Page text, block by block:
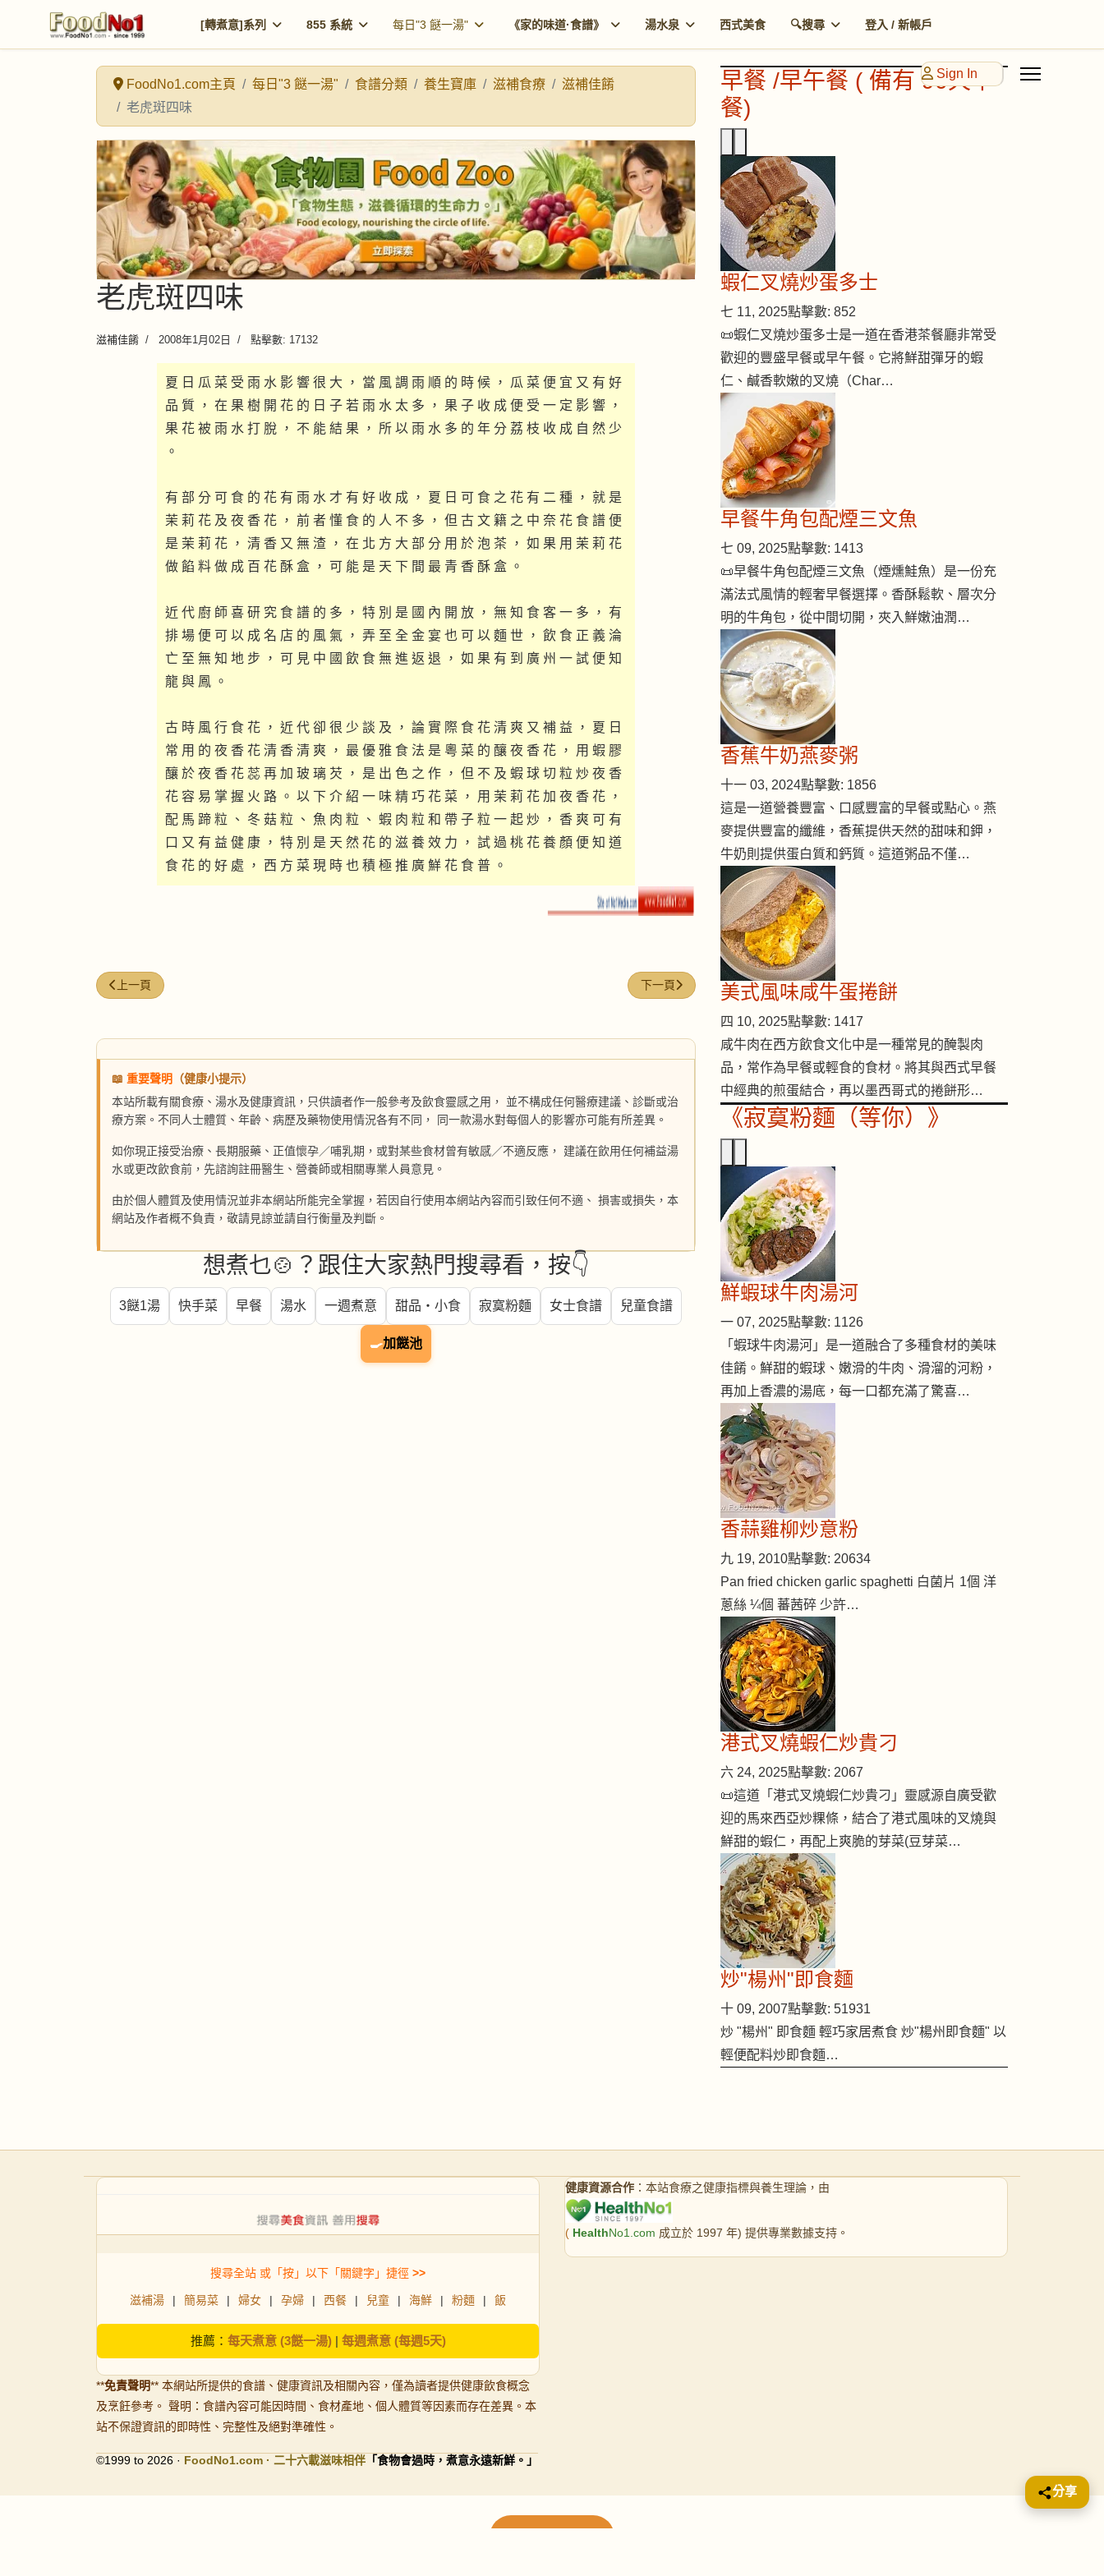
[轉煮意]系列 855 系統 每日"3 餸一湯" 《家的味道·食譜》 湯水泉 西式美食 🔍搜尋 登入 / 新帳戶
Sign In
FoodNo1.com主頁 每日"3 餸一湯" 食譜分類 養生寶庫 滋補食療
滋補佳餚
老虎斑四味
老虎斑四味
滋補佳餚 2008年1月02日 點擊數: 17132
夏 日 瓜 菜 受 雨 水 影 響 很 大 ， 當 風 調 雨 順 的 時 候 ， 瓜 菜 便 宜 又 有 好
品 質 ， 在 果 樹 開 花 的 日 子 若 雨 水 太 多 ， 果 子 收 成 便 受 一 定 影 響 ，
果 花 被 雨 水 打 脫 ， 不 能 結 果 ， 所 以 雨 水 多 的 年 分 荔 枝 收 成 自 然 少
。
有 部 分 可 食 的 花 有 雨 水 才 有 好 收 成 ， 夏 日 可 食 之 花 有 二 種 ， 就 是
茉 莉 花 及 夜 香 花 ， 前 者 懂 食 的 人 不 多 ， 但 古 文 籍 之 中 奈 花 食 譜 便
是 茉 莉 花 ， 清 香 又 無 渣 ， 在 北 方 大 部 分 用 於 泡 茶 ， 如 果 用 茉 莉 花
做 餡 料 做 成 百 花 酥 盒 ， 可 能 是 天 下 間 最 青 香 酥 盒 。
近 代 廚 師 喜 研 究 食 譜 的 多 ， 特 別 是 國 內 開 放 ， 無 知 食 客 一 多 ， 有
排 場 便 可 以 成 名 店 的 風 氣 ， 弄 至 全 金 宴 也 可 以 麵 世 ， 飲 食 正 義 淪
亡 至 無 知 地 步 ， 可 見 中 國 飲 食 無 進 返 退 ， 如 果 有 到 廣 州 一 試 便 知
龍 與 鳳 。
古 時 風 行 食 花 ， 近 代 卻 很 少 談 及 ， 論 實 際 食 花 清 爽 又 補 益 ， 夏 日
常 用 的 夜 香 花 清 香 清 爽 ， 最 優 雅 食 法 是 粵 菜 的 釀 夜 香 花 ， 用 蝦 膠
釀 於 夜 香 花 蕊 再 加 玻 璃 芡 ， 是 出 色 之 作 ， 但 不 及 蝦 球 切 粒 炒 夜 香
花 容 易 掌 握 火 路 。 以 下 介 紹 一 味 精 巧 花 菜 ， 用 茉 莉 花 加 夜 香 花 ，
配 馬 蹄 粒 、 冬 菇 粒 、 魚 肉 粒 、 蝦 肉 粒 和 帶 子 粒 一 起 炒 ， 香 爽 可 有
口 又 有 益 健 康 ， 特 別 是 天 然 花 的 滋 養 效 力 ， 試 過 桃 花 養 顏 便 知 道
食 花 的 好 處 ， 西 方 菜 現 時 也 積 極 推 廣 鮮 花 食 普 。
上一篇文章: 黨蔘扣白鱔
上一頁 下一篇文章: 半煎煮魚
下一頁
📖 重要聲明
（健康小提示）
本站所載有關食療、湯水及健康資訊，只供讀者作一般參考及飲食靈感之用， 並不構成任何醫療建議、診斷或治
療方案。不同人士體質、年齡、病歷及藥物使用情況各有不同， 同一款湯水對每個人的影響亦可能有所差異。
如你現正接受治療、長期服藥、正值懷孕／哺乳期，或對某些食材曾有敏感／不適反應， 建議在飲用任何補益湯
水或更改飲食前，先諮詢註冊醫生、營養師或相關專業人員意見。
由於個人體質及使用情況並非本網站所能完全掌握，若因自行使用本網站內容而引致任何不適、 損害或損失，本
網站及作者概不負責，敬請見諒並請自行衡量及判斷。
想煮乜🍲？跟住大家熱門搜尋看，按👇
3餸1湯 快手菜 早餐 湯水 一週煮意 甜品・小食 寂寞粉麵 女士食譜 兒童食譜
🍳加餸池
早餐 /早午餐 ( 備有 90天早
餐)
蝦仁叉燒炒蛋多士
七 11, 2025點擊數: 852
📜蝦仁叉燒炒蛋多士是一道在香港茶餐廳非常受
歡迎的豐盛早餐或早午餐。它將鮮甜彈牙的蝦
仁、鹹香軟嫩的叉燒（Char…
早餐牛角包配煙三文魚
七 09, 2025點擊數: 1413
📜早餐牛角包配煙三文魚（煙燻鮭魚）是一份充
滿法式風情的輕奢早餐選擇。香酥鬆軟、層次分
明的牛角包，從中間切開，夾入鮮嫩油潤…
香蕉牛奶燕麥粥
十一 03, 2024點擊數: 1856
這是一道營養豐富、口感豐富的早餐或點心。燕
麥提供豐富的纖維，香蕉提供天然的甜味和鉀，
牛奶則提供蛋白質和鈣質。這道粥品不僅…
美式風味咸牛蛋捲餅
四 10, 2025點擊數: 1417
咸牛肉在西方飲食文化中是一種常見的醃製肉
品，常作為早餐或輕食的食材。將其與西式早餐
中經典的煎蛋結合，再以墨西哥式的捲餅形…
《寂寞粉麵（等你）》
鮮蝦球牛肉湯河
一 07, 2025點擊數: 1126
「蝦球牛肉湯河」是一道融合了多種食材的美味
佳餚。鮮甜的蝦球、嫩滑的牛肉、滑溜的河粉，
再加上香濃的湯底，每一口都充滿了驚喜…
香蒜雞柳炒意粉
九 19, 2010點擊數: 20634
Pan fried chicken garlic spaghetti 白菌片 1個 洋
蔥絲 ¼個 蕃茜碎 少許…
港式叉燒蝦仁炒貴刁
六 24, 2025點擊數: 2067
📜這道「港式叉燒蝦仁炒貴刁」靈感源自廣受歡
迎的馬來西亞炒粿條，結合了港式風味的叉燒與
鮮甜的蝦仁，再配上爽脆的芽菜(豆芽菜…
炒"楊州"即食麵
十 09, 2007點擊數: 51931
炒 "楊州" 即食麵 輕巧家居煮食 炒"楊州即食麵" 以
輕便配料炒即食麵…
搜尋全站 或「按」以下「關鍵字」捷徑 >>
滋補湯 | 簡易菜 | 婦女 | 孕婦 | 西餐 | 兒童 | 海鮮 | 粉麵 | 飯
推薦： 每天煮意 (3餸一湯)| 每週煮意 (每週5天)
**免責聲明** 本網站所提供的食譜、健康資訊及相關內容，僅為讀者提供健康飲食概念
及烹飪參考。 聲明：食譜內容可能因時間、食材產地、個人體質等因素而存在差異。本
站不保證資訊的即時性、完整性及絕對準確性。
©1999 to 2026 · FoodNo1.com · 二十六載滋味相伴 「食物會過時，煮意永遠新鮮。」
健康資源合作 ：本站食療之健康指標與養生理論，由
( HealthNo1.com 成立於 1997 年) 提供專業數據支持。
分享